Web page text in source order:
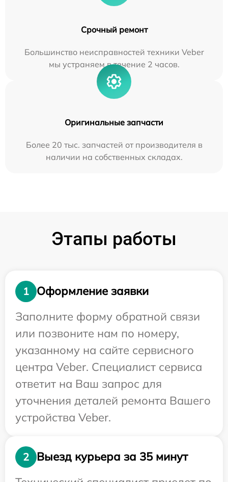
Срочный ремонт
Большинство неисправностей техники Veber
мы устраняем в течение 2 часов.
Оригинальные запчасти
Более 20 тыс. запчастей от производителя в
наличии на собственных складах.
Этапы работы
1
Оформление заявки
Заполните форму обратной связи
или позвоните нам по номеру,
указанному на сайте сервисного
центра Veber. Специалист сервиса
ответит на Ваш запрос для
уточнения деталей ремонта Вашего
устройства Veber.
2
Выезд курьера за 35 минут